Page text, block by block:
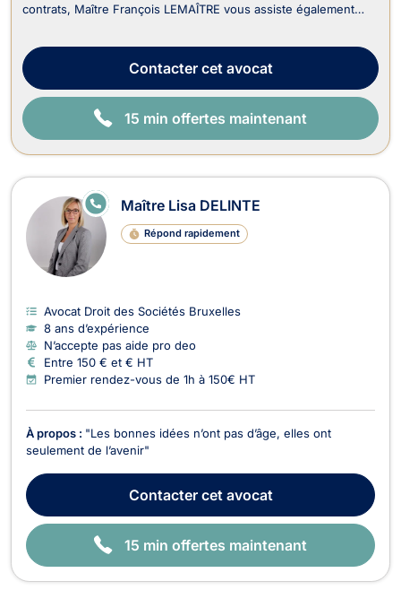
contrats, Maître François LEMAÎTRE vous assiste également
matière de baux portant sur...
Contactercet avocat
15 min offertes maintenant
Maître Lisa DELINTE
Répond rapidement
E
N
E
Avocat Droit des Sociétés Bruxelles
8 ans d’expérience
N’accepte pas aide pro deo
Entre 150 € et € HT
Premier rendez-vous de 1h à 150€ HT
À propos : "Les bonnes idées n’ont pas d’âge, elles ont
seulement de l’avenir"
Contactercet avocat
15 min offertes maintenant